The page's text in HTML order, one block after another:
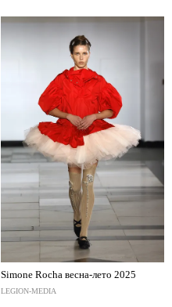
Simone Rocha весна-лето 2025
LEGION-MEDIA